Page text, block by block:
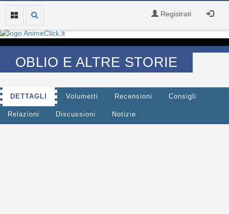
Registrati
OBLIO E ALTRE STORIE
DETTAGLI Volumetti Recensioni Consigli
Relazioni Discussioni Notizie